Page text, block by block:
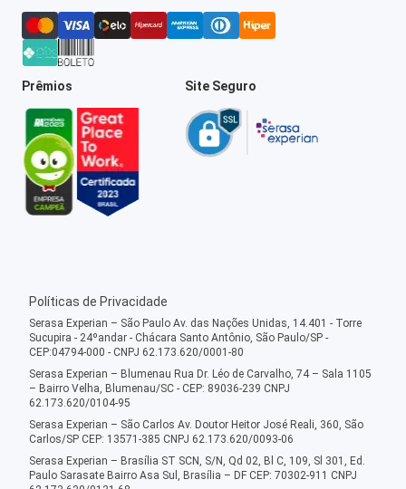
Prêmios Site Seguro
Políticas de Privacidade
Serasa Experian – São Paulo Av. das Nações Unidas, 14.401 - Torre
Sucupira - 24ºandar - Chácara Santo Antônio, São Paulo/SP -
CEP:04794-000 - CNPJ 62.173.620/0001-80
Serasa Experian – Blumenau Rua Dr. Léo de Carvalho, 74 – Sala 1105
– Bairro Velha, Blumenau/SC - CEP: 89036-239 CNPJ
62.173.620/0104-95
Serasa Experian – São Carlos Av. Doutor Heitor José Reali, 360, São
Carlos/SP CEP: 13571-385 CNPJ 62.173.620/0093-06
Serasa Experian – Brasília ST SCN, S/N, Qd 02, Bl C, 109, Sl 301, Ed.
Paulo Sarasate Bairro Asa Sul, Brasília – DF CEP: 70302-911 CNPJ